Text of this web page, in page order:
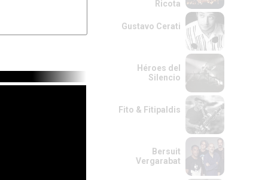
Ricota
Gustavo Cerati
Héroes del
Silencio
Fito & Fitipaldis
Bersuit
Vergarabat